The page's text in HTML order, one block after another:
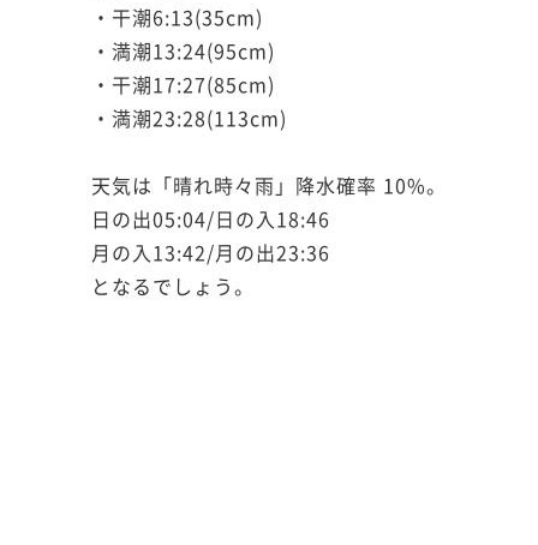
・干潮6:13(35cm)
・満潮13:24(95cm)
・干潮17:27(85cm)
・満潮23:28(113cm)
天気は「晴れ時々雨」降水確率 10%。
日の出05:04/日の入18:46
月の入13:42/月の出23:36
となるでしょう。